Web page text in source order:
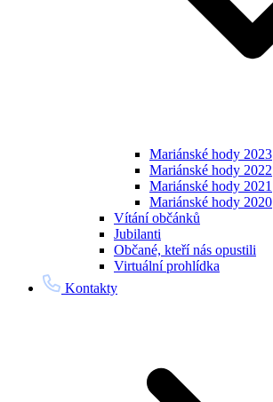
Mariánské hody 2023
Mariánské hody 2022
Mariánské hody 2021
Mariánské hody 2020
Vítání občánků
Jubilanti
Občané, kteří nás opustili
Virtuální prohlídka
Kontakty